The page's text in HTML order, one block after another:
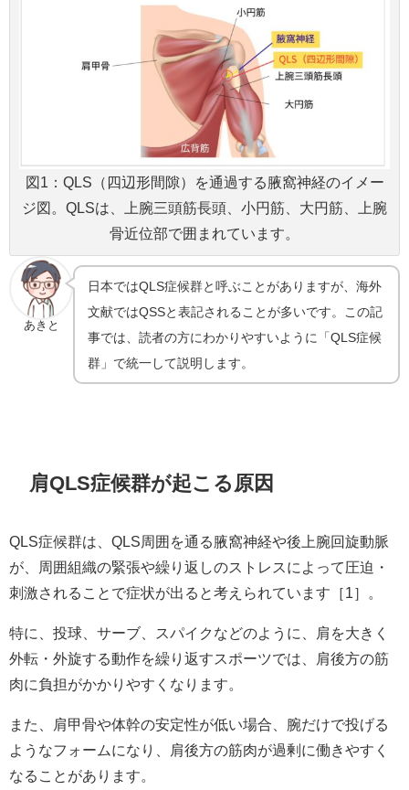
図1：QLS（四辺形間隙）を通過する腋窩神経のイメー
ジ図。QLSは、上腕三頭筋長頭、小円筋、大円筋、上腕
骨近位部で囲まれています。
あきと
日本ではQLS症候群と呼ぶことがありますが、海外
文献ではQSSと表記されることが多いです。この記
事では、読者の方にわかりやすいように「QLS症候
群」で統一して説明します。
肩QLS症候群が起こる原因
QLS症候群は、QLS周囲を通る腋窩神経や後上腕回旋動脈
が、周囲組織の緊張や繰り返しのストレスによって圧迫・
刺激されることで症状が出ると考えられています［1］。
特に、投球、サーブ、スパイクなどのように、肩を大きく
外転・外旋する動作を繰り返すスポーツでは、肩後方の筋
肉に負担がかかりやすくなります。
また、肩甲骨や体幹の安定性が低い場合、腕だけで投げる
ようなフォームになり、肩後方の筋肉が過剰に働きやすく
なることがあります。